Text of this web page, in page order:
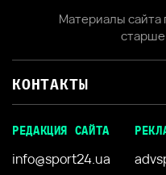
Материалы сайта
старше
КОНТАКТЫ
РЕДАКЦИЯ САЙТА
info@sport24.ua